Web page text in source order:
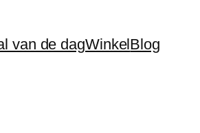
van de dagWinkelBlog